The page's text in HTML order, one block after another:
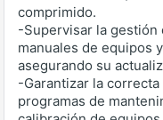
comprimido.
-Supervisar la
manuales de equipos
asegurando su
-Garantizar la
programas de